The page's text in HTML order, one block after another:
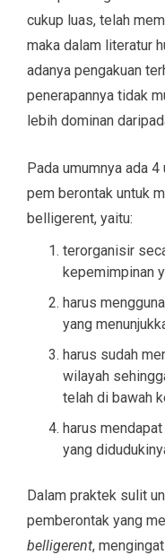
cukup luas, telah
maka dalam literatur
adanya pengakuan
penerapannya tidak
lebih dominan
Pada umumnya ada
pem berontak untuk
belligerent, yaitu:
terorganisir
kepemimpinan
harus
yang
harus sudah
wilayah
telah di bawah
harus
yang
Dalam praktek sulit
pemberontak yang
belligerent,